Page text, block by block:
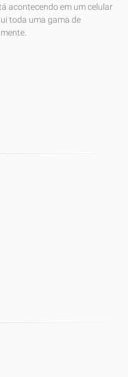
acontecendo em um celular
toda uma gama de